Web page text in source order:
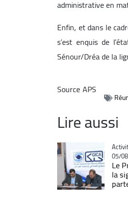
administrative en
Enfin, et dans le
s’est enquis de
Sénour/Dréa de la
SourceAPS
Lire aussi
05/
Le
la